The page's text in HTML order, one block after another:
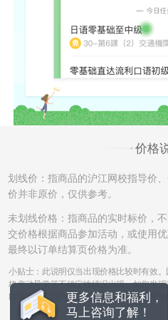
的权利。例如A课程-->B课程，B
（4）更换课程中，若申请由课
的发票；若换班申请是从课程费
级，学员须将已开出的发票寄回
回费用由学员自行承担。
签约班，自课程开班之日起第8
七天无忧退班：
产生听课记录，可申请7天无忧
述时间内，产生听课记录的，已
课程开班之日起第8天至15天内
自课程开班之日起第8天至15天
退班需扣除课程订单金额的10%
价格
划线价：指商品的沪江网校指导价
价并非原价，仅供参考。
未划线价格：指商品的实时标价，
交价格根据商品参加活动，或使用
最终以订单结算页价格为准。
小贴士：此说明仅当出现价格比较时有效
格变动异常等不确定性情况出现，如您发
联系我们，我们会及时补正。沪江网校祝您
更多信息和福利，
马上咨询了解！